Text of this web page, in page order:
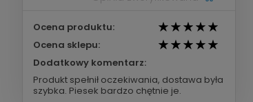
Ocena produktu:
Ocena sklepu:
Dodatkowy komentarz:
Produkt spełnił oczekiwania, dostawa była
szybka. Piesek bardzo chętnie je.